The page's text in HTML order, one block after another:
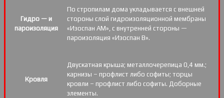
Гидро — и
пароизоляция
По стропилам дома укладывается с внешней
стороны слой гидроизоляционной мембраны
«Изоспан АМ», с внутренней стороны —
пароизоляция «Изоспан B».
Кровля
Двускатная крыша; металлочерепица 0,4 мм.;
карнизы – профлист либо софиты; торцы
кровли – профлист либо софиты. Доборные
элементы.